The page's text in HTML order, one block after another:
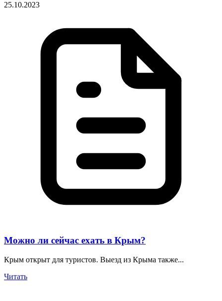
25.10.2023
Можно ли сейчас ехать в Крым?
Крым открыт для туристов. Выезд из Крыма также...
Читать